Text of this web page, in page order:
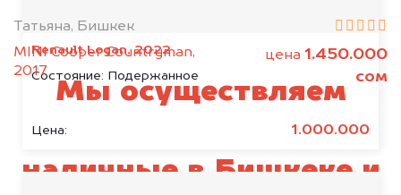
Renault Logan, 2022
Состояние: Подержанное
Цена: 1.000.000
Татьяна, Бишкек
MINI Cooper Countryman,
2017
цена 1.450.000
сом
Мы осуществляем
выкуп Infiniti за
наличные в Бишкеке и